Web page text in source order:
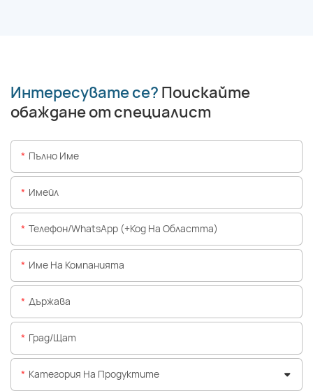
Интересувате се? Поискайте
обаждане от специалист
Пълно Име
Имейл
Телефон/WhatsApp (+Код На Областта)
Име На Компанията
Държава
Град/щат
Категория На Продуктите